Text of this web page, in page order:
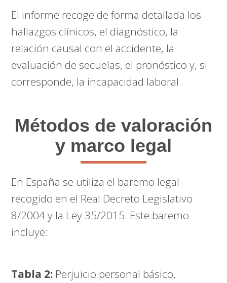
El informe recoge de forma detallada los
hallazgos clínicos, el diagnóstico, la
relación causal con el accidente, la
evaluación de secuelas, el pronóstico y, si
corresponde, la incapacidad laboral.
Métodos de valoración
y marco legal
En España se utiliza el baremo legal
recogido en el Real Decreto Legislativo
8/2004 y la Ley 35/2015. Este baremo
incluye:
Tabla 2: Perjuicio personal básico,